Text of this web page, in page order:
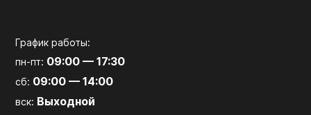
График работы:
пн-пт: 09:00 — 17:30
сб: 09:00 — 14:00
вск: Выходной